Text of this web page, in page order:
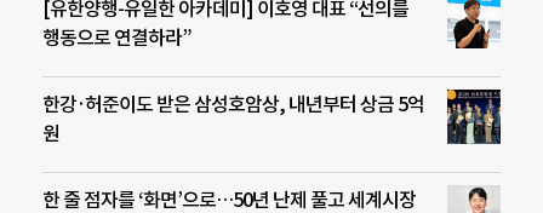
[유한양행-유일한 아카데미] 이호영 대표 “선의를
행동으로 연결하라”
한강·허준이도 받은 삼성호암상, 내년부터 상금 5억
원
한 줄 점자를 ‘화면’으로…50년 난제 풀고 세계시장